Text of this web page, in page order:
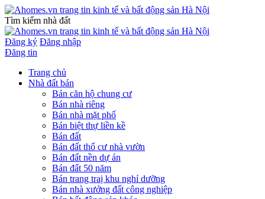
Tìm kiếm nhà đất
Đăng ký Đăng nhập
Đăng tin
Trang chủ
Nhà đất bán
Bán căn hộ chung cư
Bán nhà riêng
Bán nhà mặt phố
Bán biệt thự liền kề
Bán đất
Bán đất thổ cư nhà vườn
Bán đất nền dự án
Bán đất 50 năm
Bán trang traị khu nghỉ dưỡng
Bán nhà xưởng đất công nghiệp